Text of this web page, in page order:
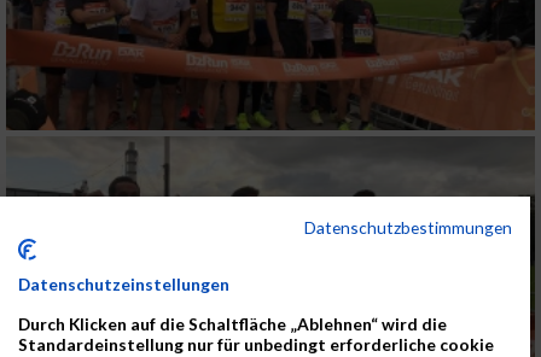
Datenschutzbestimmungen
Datenschutzeinstellungen
Durch Klicken auf die Schaltfläche „Ablehnen“ wird die
Standardeinstellung nur für unbedingt erforderliche cookie